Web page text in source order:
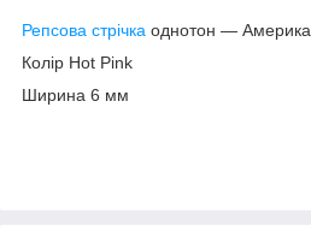
Репсова стрічка однотон — Америка
Колір Hot Pink
Ширина 6 мм